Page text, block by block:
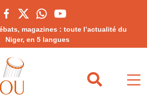
magazines : toute l’actualité du
Niger, en 5 langues